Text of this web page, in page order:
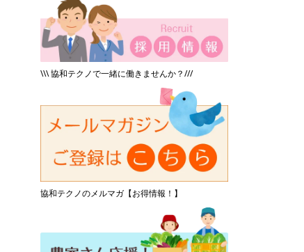
\\\ 協和テクノで一緒に働きませんか？///
協和テクノのメルマガ【お得情報！】